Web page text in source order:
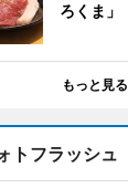
ろくま
もっと見る
トフラッシュ